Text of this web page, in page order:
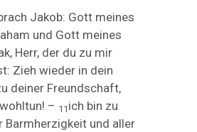
Jakob: Gott meines
und Gott meines
Herr, der du zu mir
Zieh wieder in dein
deiner Freundschaft,
– 11 ich bin zu
Barmherzigkeit und aller